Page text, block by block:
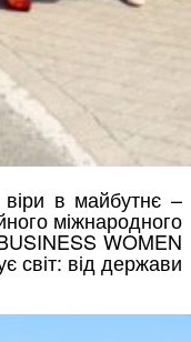
в майбутнє –
міжнародного
WOMEN
світ: від держави